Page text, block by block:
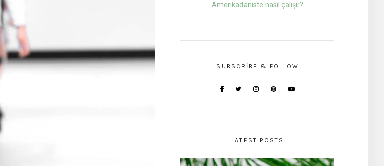
Amerikadaniste nasıl çalışır?
SUBSCRIBE & FOLLOW
LATEST POSTS